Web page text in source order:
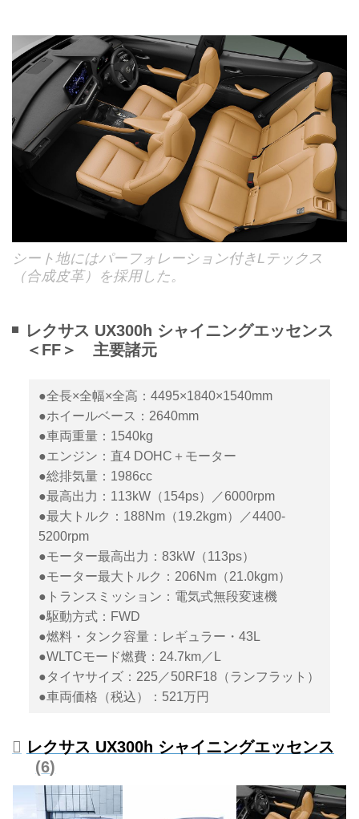
シート地にはパーフォレーション付きLテックス
（合成皮革）を採用した。
レクサス UX300h シャイニングエッセンス
＜FF＞ 主要諸元
●全長×全幅×全高：4495×1840×1540mm
●ホイールベース：2640mm
●車両重量：1540kg
●エンジン：直4 DOHC＋モーター
●総排気量：1986cc
●最高出力：113kW（154ps）／6000rpm
●最大トルク：188Nm（19.2kgm）／4400-
5200rpm
●モーター最高出力：83kW（113ps）
●モーター最大トルク：206Nm（21.0kgm）
●トランスミッション：電気式無段変速機
●駆動方式：FWD
●燃料・タンク容量：レギュラー・43L
●WLTCモード燃費：24.7km／L
●タイヤサイズ：225／50RF18（ランフラット）
●車両価格（税込）：521万円
レクサス UX300h シャイニングエッセンス
6